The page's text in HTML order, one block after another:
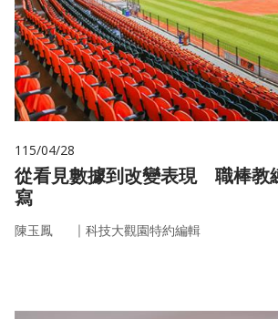
115/04/28
從看見數據到改變表現 職棒教
寫
陳玉鳳 ｜ 科技大觀園特約編輯